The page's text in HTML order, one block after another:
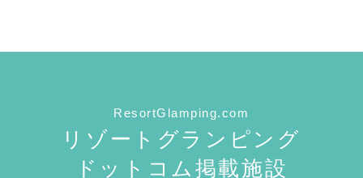
ResortGlamping.com
リゾートグランピング
ドットコム掲載施設